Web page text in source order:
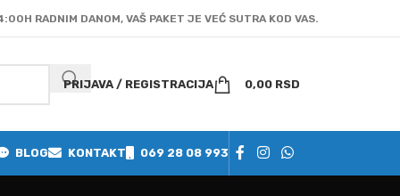
RADNIM DANOM, VAŠ PAKET JE VEĆ SUTRA KOD VAS.
PRIJAVA / REGISTRACIJA 0,00 RSD
BLOG KONTAKT 069 28 08 993